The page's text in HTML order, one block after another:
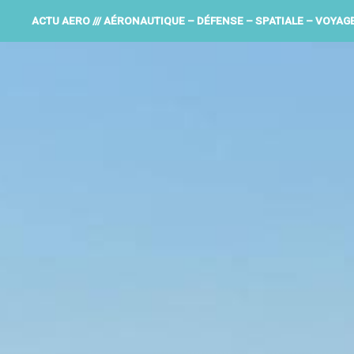
ACTU AERO /// AÉRONAUTIQUE – DÉFENSE – SPATIALE –